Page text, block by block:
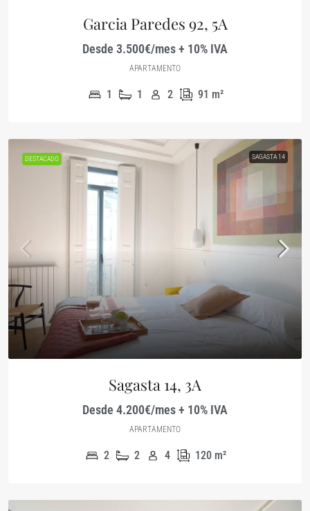
Garcia Paredes 92, 5A
Desde 3.500€/mes + 10% IVA
APARTAMENTO
1 1 2 91 m²
DESTACADO SAGASTA 14
Sagasta 14, 3A
Desde 4.200€/mes + 10% IVA
APARTAMENTO
2 2 4 120 m²